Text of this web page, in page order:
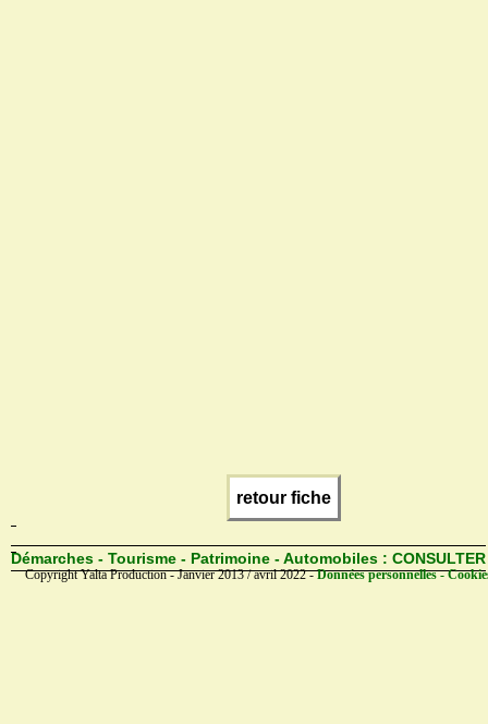
retour fiche
Démarches - Tourisme - Patrimoine - Automobiles : CONSULTER
Copyright Yalta Production - Janvier 2013 / avril 2022 -Données personnelles -